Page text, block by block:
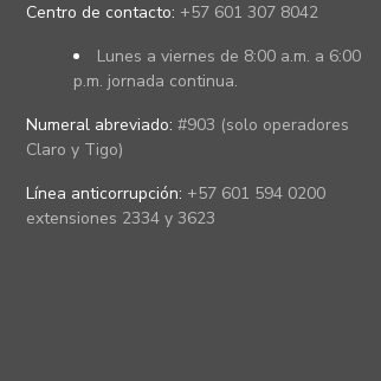
Centro de contacto: +57 601 307 8042
Lunes a viernes de 8:00 a.m. a 6:00
p.m. jornada continua.
Numeral abreviado: #903 (solo operadores
Claro y Tigo)
Línea anticorrupción: +57 601 594 0200
extensiones 2334 y 3623